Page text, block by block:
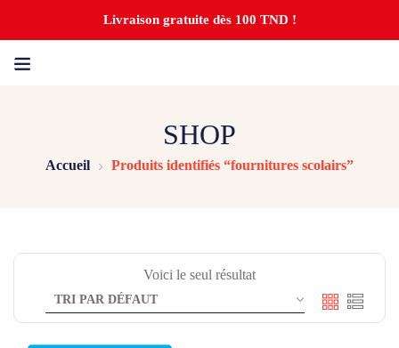
Livraison gratuite dès 100 TND !
SHOP
Accueil Produits identifiés “fournitures scolairs”
Voici le seul résultat